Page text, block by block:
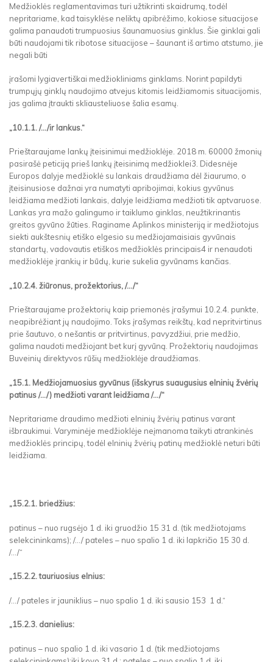
Medžioklės reglamentavimas turi užtikrinti skaidrumą, todėl
nepritariame, kad taisyklėse neliktų apibrėžimo, kokiose situacijose
galima panaudoti trumpuosius šaunamuosius ginklus. Šie ginklai gali
būti naudojami tik ribotose situacijose – šaunant iš artimo atstumo, jie
negali būti
įrašomi lygiavertiškai medžiokliniams ginklams. Norint papildyti
trumpųjų ginklų naudojimo atvejus kitomis leidžiamomis situacijomis,
jas galima įtraukti skliausteliuose šalia esamų.
„10.1.1. /.../ir lankus.“
Prieštaraujame lankų įteisinimui medžioklėje. 2018 m. 60000 žmonių
pasirašė peticiją prieš lankų įteisinimą medžioklei3. Didesnėje
Europos dalyje medžioklė su lankais draudžiama dėl žiaurumo, o
įteisinusiose dažnai yra numatyti apribojimai, kokius gyvūnus
leidžiama medžioti lankais, dalyje leidžiama medžioti tik aptvaruose.
Lankas yra mažo galingumo ir taiklumo ginklas, neužtikrinantis
greitos gyvūno žūties. Raginame Aplinkos ministeriją ir medžiotojus
siekti aukštesnių etiško elgesio su medžiojamaisiais gyvūnais
standartų, vadovautis etiškos medžioklės principais4 ir nenaudoti
medžioklėje įrankių ir būdų, kurie sukelia gyvūnams kančias.
„10.2.4. žiūronus, prožektorius, /…/“
Prieštaraujame prožektorių kaip priemonės įrašymui 10.2.4. punkte,
neapibrėžiant jų naudojimo. Toks įrašymas reikštų, kad nepritvirtinus
prie šautuvo, o nešantis ar pritvirtinus, pavyzdžiui, prie medžio,
galima naudoti medžiojant bet kurį gyvūną. Prožektorių naudojimas
Buveinių direktyvos rūšių medžioklėje draudžiamas.
„15.1. Medžiojamuosius gyvūnus (išskyrus suaugusius elninių žvėrių
patinus /.../) medžioti varant leidžiama /.../“
Nepritariame draudimo medžioti elninių žvėrių patinus varant
išbraukimui. Varyminėje medžioklėje neįmanoma taikyti atrankinės
medžioklės principų, todėl elninių žvėrių patinų medžioklė neturi būti
leidžiama.
„15.2.1. briedžius:
patinus – nuo rugsėjo 1 d. iki gruodžio 15 31 d. (tik medžiotojams
selekcininkams); /.../ pateles – nuo spalio 1 d. iki lapkričio 15 30 d.
/.../“
„15.2.2. tauriuosius elnius:
/.../ pateles ir jauniklius – nuo spalio 1 d. iki sausio 153 1 d.“
„15.2.3. danielius:
patinus – nuo spalio 1 d. iki vasario 1 d. (tik medžiotojams